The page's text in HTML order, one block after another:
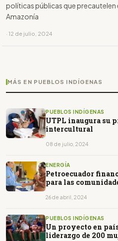
políticas públicas que precautelen
Amazonía
· 12 de julio, 2024
MÁS EN PUEBLOS INDÍGENAS
PUEBLOS INDÍGENAS
UTPL inaugura su
intercultural
08 de julio, 2024
ENERGÍA
Petroecuador
para las
26 de abril, 2024
PUEBLOS INDÍGENAS
Un proyecto en
liderazgo de 200